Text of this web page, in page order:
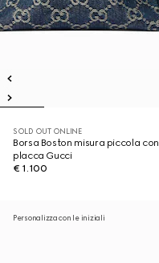
SOLD OUT ONLINE
Borsa Boston misura piccola con
placca Gucci
€ 1.100
Personalizza con le iniziali